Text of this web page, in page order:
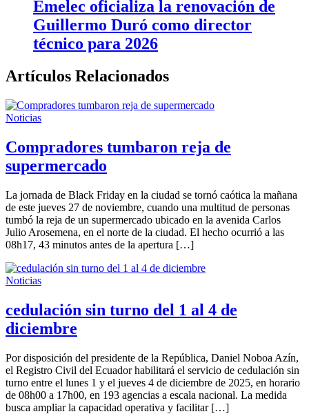
Emelec oficializa la renovación de
Guillermo Duró como director
técnico para 2026
Artículos Relacionados
Noticias
Compradores tumbaron reja de
supermercado
La jornada de Black Friday en la ciudad se tornó caótica la mañana
de este jueves 27 de noviembre, cuando una multitud de personas
tumbó la reja de un supermercado ubicado en la avenida Carlos
Julio Arosemena, en el norte de la ciudad. El hecho ocurrió a las
08h17, 43 minutos antes de la apertura […]
Noticias
cedulación sin turno del 1 al 4 de
diciembre
Por disposición del presidente de la República, Daniel Noboa Azín,
el Registro Civil del Ecuador habilitará el servicio de cedulación sin
turno entre el lunes 1 y el jueves 4 de diciembre de 2025, en horario
de 08h00 a 17h00, en 193 agencias a escala nacional. La medida
busca ampliar la capacidad operativa y facilitar […]